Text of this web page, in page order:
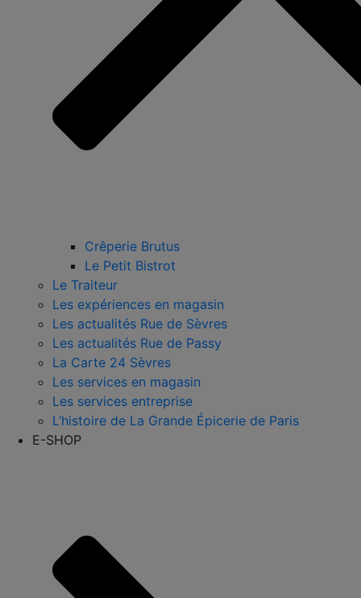
Crêperie Brutus
Le Petit Bistrot
Le Traiteur
Les expériences en magasin
Les actualités Rue de Sèvres
Les actualités Rue de Passy
La Carte 24 Sèvres
Les services en magasin
Les services entreprise
L’histoire de La Grande Épicerie de Paris
E-SHOP